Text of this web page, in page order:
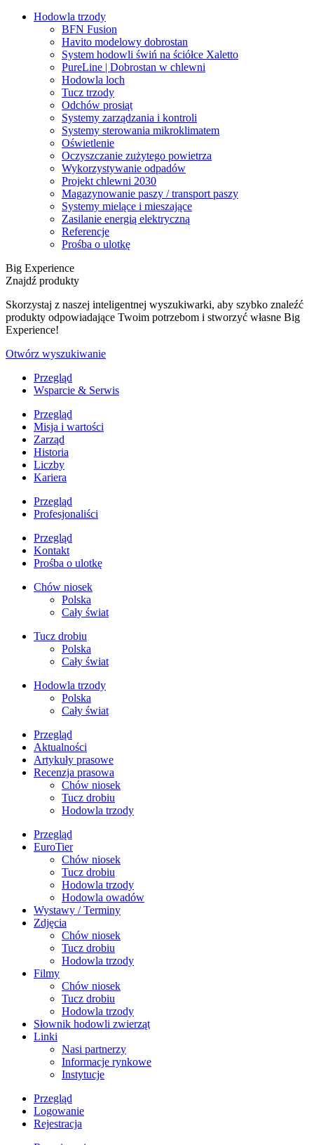
Hodowla trzody
BFN Fusion
Havito modelowy dobrostan
System hodowli świń na ściółce Xaletto
PureLine | Dobrostan w chlewni
Hodowla loch
Tucz trzody
Odchów prosiąt
Systemy zarządzania i kontroli
Systemy sterowania mikroklimatem
Oświetlenie
Oczyszczanie zużytego powietrza
Wykorzystywanie odpadów
Projekt chlewni 2030
Magazynowanie paszy / transport paszy
Systemy mielące i mieszające
Zasilanie energią elektryczną
Referencje
Prośba o ulotkę
Big Experience
Znajdź produkty
Skorzystaj z naszej inteligentnej wyszukiwarki, aby szybko znaleźć
produkty odpowiadające Twoim potrzebom i stworzyć własne Big
Experience!
Otwórz wyszukiwanie
Przegląd
Wsparcie & Serwis
Przegląd
Misja i wartości
Zarząd
Historia
Liczby
Kariera
Przegląd
Profesjonaliści
Przegląd
Kontakt
Prośba o ulotkę
Chów niosek
Polska
Cały świat
Tucz drobiu
Polska
Cały świat
Hodowla trzody
Polska
Cały świat
Przegląd
Aktualności
Artykuły prasowe
Recenzja prasowa
Chów niosek
Tucz drobiu
Hodowla trzody
Przegląd
EuroTier
Chów niosek
Tucz drobiu
Hodowla trzody
Hodowla owadów
Wystawy / Terminy
Zdjęcia
Chów niosek
Tucz drobiu
Hodowla trzody
Filmy
Chów niosek
Tucz drobiu
Hodowla trzody
Słownik hodowli zwierząt
Linki
Nasi partnerzy
Informacje rynkowe
Instytucje
Przegląd
Logowanie
Rejestracja